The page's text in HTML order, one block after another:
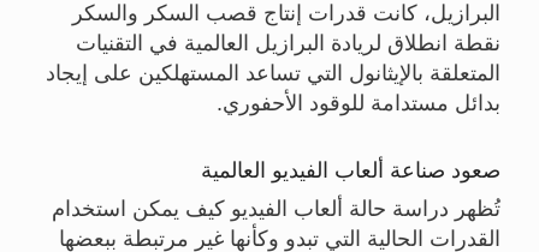
البرازيل، كانت قدرات إنتاج قصب السكر والسكر
نقطة انطلاق لريادة البرازيل العالمية في التقنيات
المتعلقة بالإيثانول التي تساعد المستهلكين على إيجاد
بدائل مستدامة للوقود الأحفوري.
صعود صناعة ألعاب الفيديو العالمية
تُظهر دراسة حالة ألعاب الفيديو كيف يمكن استخدام
القدرات الحالية التي تبدو وكأنها غير مرتبطة ببعضها